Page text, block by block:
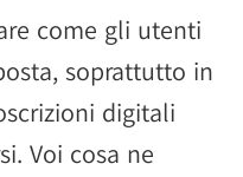
come gli utenti
soprattutto in
digitali
Voi cosa ne